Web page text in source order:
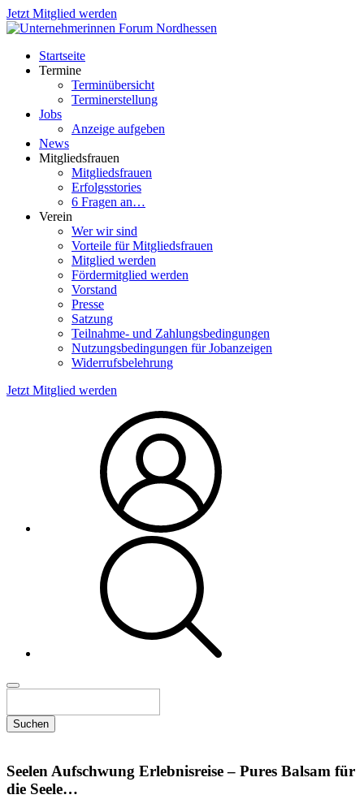
Jetzt Mitglied werden
Startseite
Termine
Terminübersicht
Terminerstellung
Jobs
Anzeige aufgeben
News
Mitgliedsfrauen
Mitgliedsfrauen
Erfolgsstories
6 Fragen an…
Verein
Wer wir sind
Vorteile für Mitgliedsfrauen
Mitglied werden
Fördermitglied werden
Vorstand
Presse
Satzung
Teilnahme- und Zahlungsbedingungen
Nutzungsbedingungen für Jobanzeigen
Widerrufsbelehrung
Jetzt Mitglied werden
Suchen
Seelen Aufschwung Erlebnisreise – Pures Balsam für
die Seele…